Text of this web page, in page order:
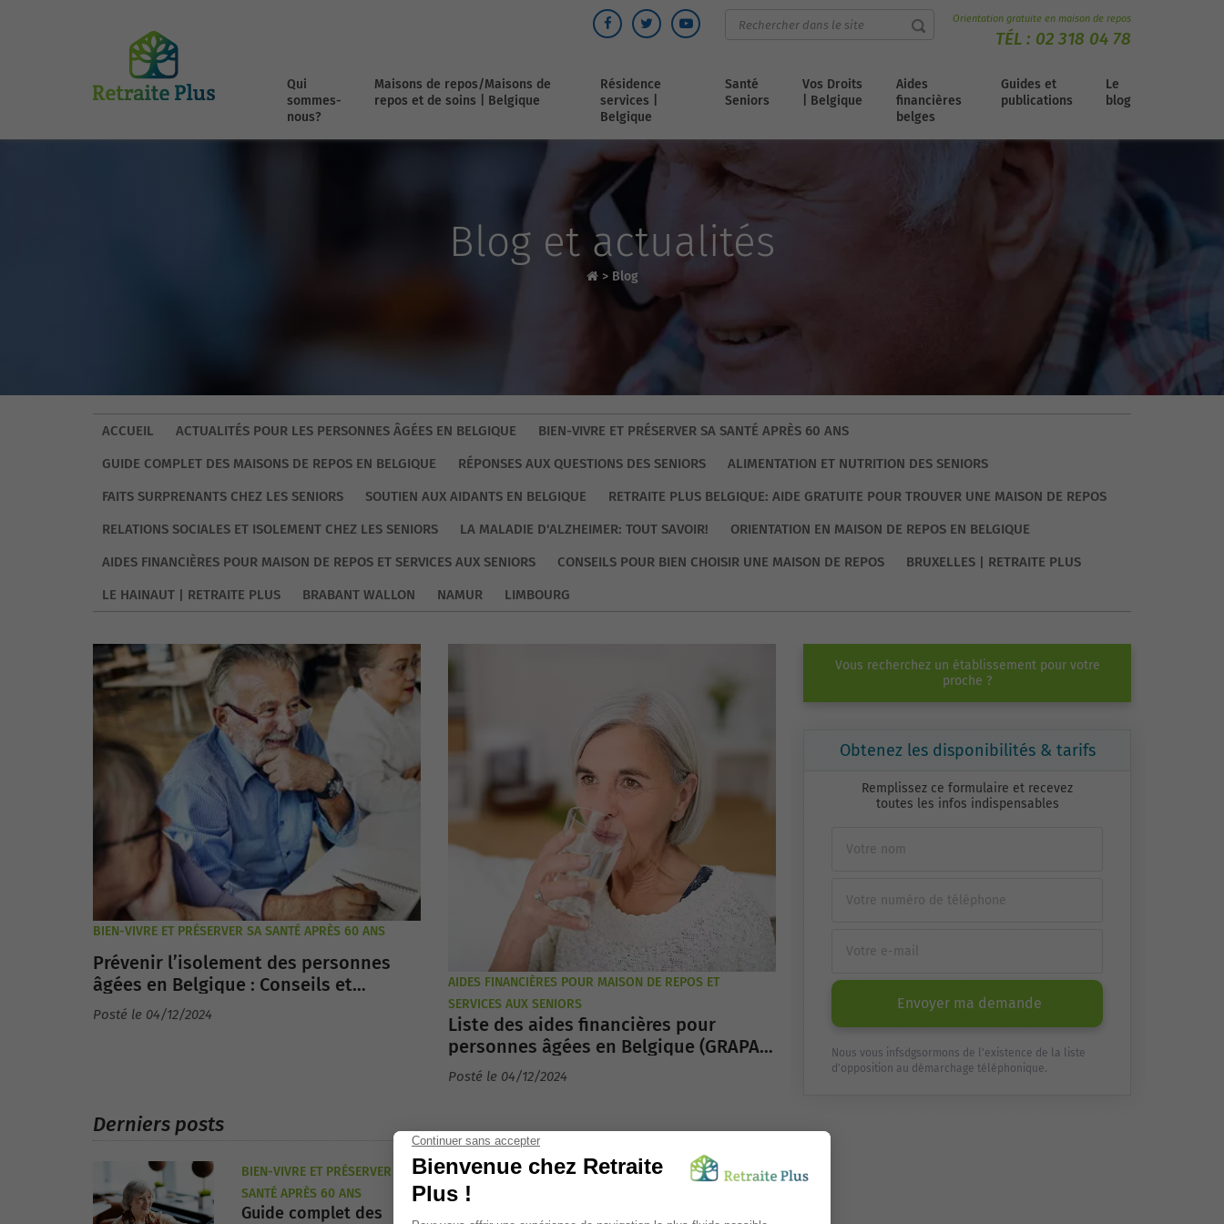
Orientation gratuite en maison de repos
TÉL : 02 318 04 78
Qui
sommes-
nous?
Maisons de repos/Maisons de
repos et de soins | Belgique
Résidence
services |
Belgique
Santé
Seniors
Vos Droits
| Belgique
Aides
financières
belges
Guides et
publications
Le
blog
Blog et actualités
> Blog
ACCUEIL ACTUALITÉS POUR LES PERSONNES ÂGÉES EN BELGIQUE
BIEN-VIVRE ET PRÉSERVER SA SANTÉ APRÈS 60 ANS
GUIDE COMPLET DES MAISONS DE REPOS EN BELGIQUE
RÉPONSES AUX QUESTIONS DES SENIORS
ALIMENTATION ET NUTRITION DES SENIORS
FAITS SURPRENANTS CHEZ LES SENIORS
SOUTIEN AUX AIDANTS EN BELGIQUE
RETRAITE PLUS BELGIQUE: AIDE GRATUITE POUR TROUVER UNE MAISON DE REPOS
RELATIONS SOCIALES ET ISOLEMENT CHEZ LES SENIORS
LA MALADIE D'ALZHEIMER: TOUT SAVOIR!
ORIENTATION EN MAISON DE REPOS EN BELGIQUE
AIDES FINANCIÈRES POUR MAISON DE REPOS ET SERVICES AUX SENIORS
CONSEILS POUR BIEN CHOISIR UNE MAISON DE REPOS
BRUXELLES | RETRAITE PLUS
LE HAINAUT | RETRAITE PLUS
BRABANT WALLON NAMUR LIMBOURG
BIEN-VIVRE ET PRÉSERVER SA SANTÉ APRÈS 60 ANS
Prévenir l’isolement des personnes
âgées en Belgique : Conseils et
ressources
Posté le 04/12/2024
AIDES FINANCIÈRES POUR MAISON DE REPOS ET
SERVICES AUX SENIORS
Liste des aides financières pour
personnes âgées en Belgique (GRAPA,
APA, etc.)
Posté le 04/12/2024
Derniers posts
BIEN-VIVRE ET PRÉSERVER SA
SANTÉ APRÈS 60 ANS
Guide complet des
BIEN-VIVRE ET PRÉSERVER SA
Vous recherchez un établissement pour votre
proche ?
Obtenez les disponibilités & tarifs
Remplissez ce formulaire et recevez
toutes les infos indispensables
Envoyer ma demande
Nous vous infsdgsormons de l'existence de la liste
d'opposition au démarchage téléphonique.